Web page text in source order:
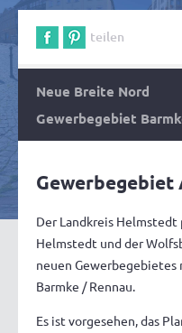
teilen
Neue Breite Nord
Gewerbegebiet
Gewerbegebiet
Der Landkreis
Helmstedt und der
neuen Gewerbegebietes
Barmke / Rennau.
Es ist vorgesehen, das